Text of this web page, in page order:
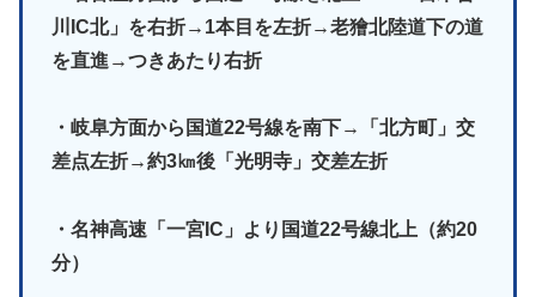
川IC北」を右折→1本目を左折→老獪北陸道下の道
を直進→つきあたり右折
・岐阜方面から国道22号線を南下→「北方町」交
差点左折→約3㎞後「光明寺」交差左折
・名神高速「一宮IC」より国道22号線北上（約20
分）